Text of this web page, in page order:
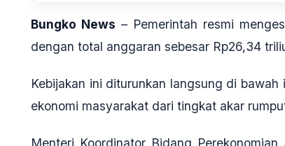
Bungko News – Pemerintah resmi
dengan total anggaran sebesar Rp26,34
Kebijakan ini diturunkan langsung di
ekonomi masyarakat dari tingkat akar
Menteri Koordinator Bidang